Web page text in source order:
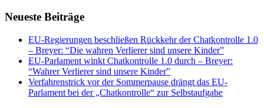
Neueste Beiträge
EU-Regierungen beschließen Rückkehr der Chatkontrolle 1.0
– Breyer: “Die wahren Verlierer sind unsere Kinder”
EU-Parlament winkt Chatkontrolle 1.0 durch – Breyer:
“Wahrer Verlierer sind unsere Kinder”
Verfahrenstrick vor der Sommerpause drängt das EU-
Parlament bei der „Chatkontrolle“ zur Selbstaufgabe